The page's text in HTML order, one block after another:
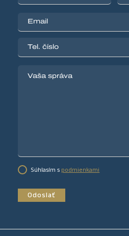
Súhlasím s podmienkami